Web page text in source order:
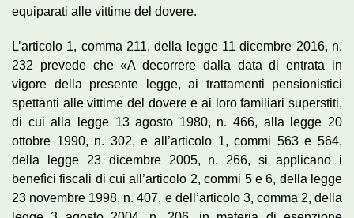
equiparati alle vittime del dovere.
L’articolo 1, comma 211, della legge 11 dicembre 2016, n.
232 prevede che «A decorrere dalla data di entrata in
vigore della presente legge, ai trattamenti pensionistici
spettanti alle vittime del dovere e ai loro familiari superstiti,
di cui alla legge 13 agosto 1980, n. 466, alla legge 20
ottobre 1990, n. 302, e all’articolo 1, commi 563 e 564,
della legge 23 dicembre 2005, n. 266, si applicano i
benefìci fiscali di cui all’articolo 2, commi 5 e 6, della legge
23 novembre 1998, n. 407, e dell’articolo 3, comma 2, della